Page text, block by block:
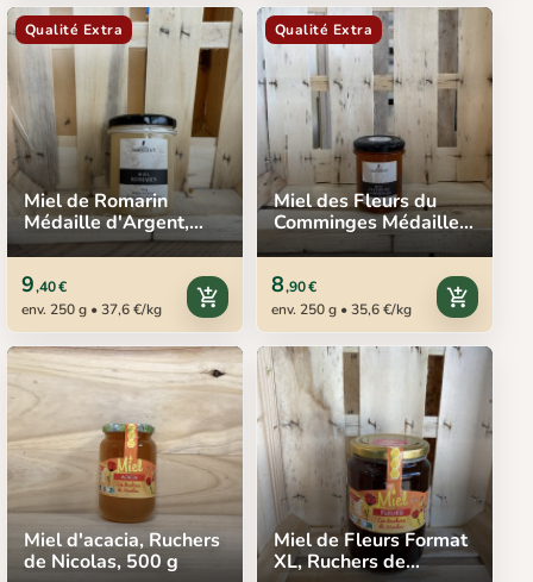
Qualité Extra
Miel de Romarin
Médaille d'Argent,
Frères Sarniguet, 250
g
9,40 €
env. 250 g • 37,6 €/kg
add_shopping_cart
Qualité Extra
Miel des Fleurs du
Comminges Médaille
d'Argent, Frères
Sarniguet, 250 g
8,90 €
env. 250 g • 35,6 €/kg
add_shopping_cart
Miel d'acacia, Ruchers
de Nicolas, 500 g
Miel de Fleurs Format
XL, Ruchers de